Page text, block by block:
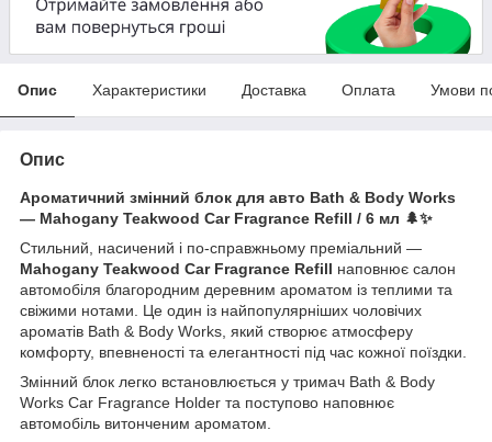
Опис Характеристики Доставка Оплата Умови
Опис
Ароматичний змінний блок для авто Bath & Body Works
— Mahogany Teakwood Car Fragrance Refill / 6 мл 🌲✨
Стильний, насичений і по-справжньому преміальний —
Mahogany Teakwood Car Fragrance Refill наповнює салон
автомобіля благородним деревним ароматом із теплими та
свіжими нотами. Це один із найпопулярніших чоловічих
ароматів Bath & Body Works, який створює атмосферу
комфорту, впевненості та елегантності під час кожної поїздки.
Змінний блок легко встановлюється у тримач Bath & Body
Works Car Fragrance Holder та поступово наповнює
автомобіль витонченим ароматом.